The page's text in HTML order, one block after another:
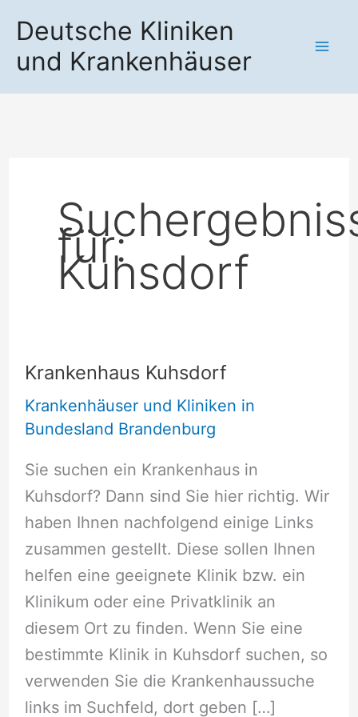
Inhalt
springen
Deutsche Kliniken
und Krankenhäuser
für:
Kuhsdorf
Krankenhaus Kuhsdorf
Krankenhäuser und Kliniken in
Bundesland Brandenburg
Sie suchen ein Krankenhaus in
Kuhsdorf? Dann sind Sie hier richtig. Wir
haben Ihnen nachfolgend einige Links
zusammen gestellt. Diese sollen Ihnen
helfen eine geeignete Klinik bzw. ein
Klinikum oder eine Privatklinik an
diesem Ort zu finden. Wenn Sie eine
bestimmte Klinik in Kuhsdorf suchen, so
verwenden Sie die Krankenhaussuche
links im Suchfeld, dort geben […]